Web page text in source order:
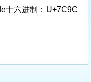
十六进制：U+7C9C